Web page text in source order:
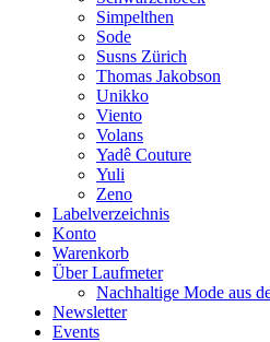
Simpelthen
Sode
Susns Zürich
Thomas Jakobson
Unikko
Viento
Volans
Yadê Couture
Yuli
Zeno
Labelverzeichnis
Konto
Warenkorb
Über Laufmeter
Nachhaltige Mode aus
Newsletter
Events